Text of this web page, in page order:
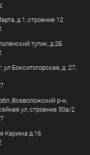
д.1, строение 12
тупик, д.2Б
ул Бокситогорская, д. 27,
Всеволожский р-н,
ул, строение 50а/2
Карима д.16